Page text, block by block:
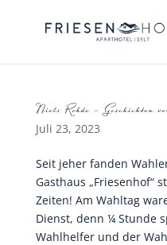
Niels Rohde – Geschichten
Juli 23, 2023
Seit jeher fanden
Gasthaus „Friesenhof“
Zeiten! Am Wahltag
Dienst, denn ¼ Stunde
Wahlhelfer und der